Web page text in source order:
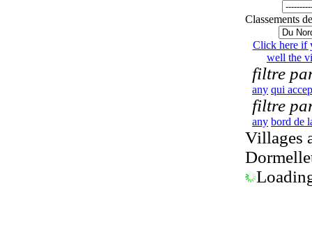
Classements
Click here if
well the
filtre
any qui
filtre
any bord de
Villages